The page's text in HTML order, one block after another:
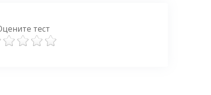
тест